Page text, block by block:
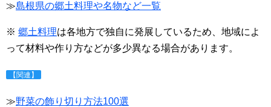
≫島根県の郷土料理や名物など一覧
※ 郷土料理は各地方で独自に発展しているため、地域によ
って材料や作り方などが多少異なる場合があります。
【関連】
≫野菜の飾り切り方法100選